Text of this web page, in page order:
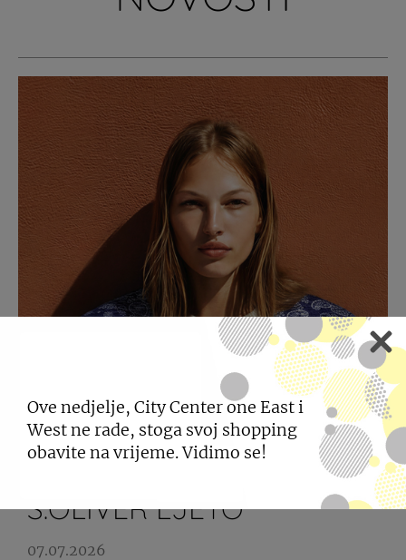
S.OLIVER LJETO
07.07.2026
Ove nedjelje, City Center one East i
West ne rade, stoga svoj shopping
obavite na vrijeme. Vidimo se!